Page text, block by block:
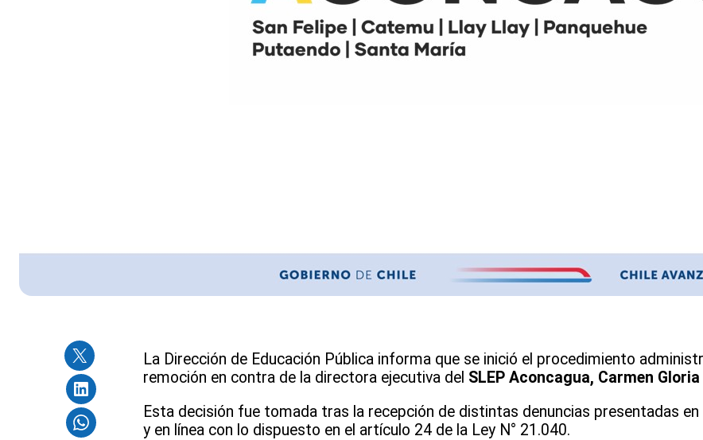
La Dirección de Educación Pública informa que se inició el procedimiento
remoción en contra de la directora ejecutiva del SLEP Aconcagua, Carmen
Esta decisión fue tomada tras la recepción de distintas denuncias presentadas
y en línea con lo dispuesto en el artículo 24 de la Ley N° 21.040.